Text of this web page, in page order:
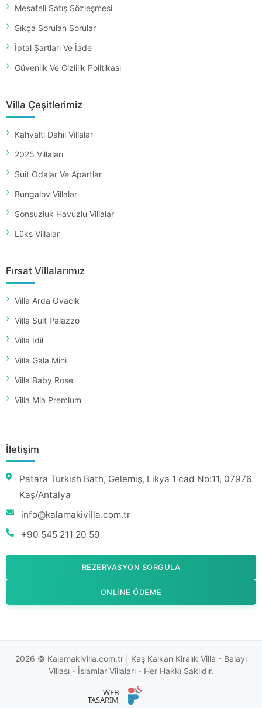
Mesafeli Satış Sözleşmesi
Sıkça Sorulan Sorular
İptal Şartları Ve İade
Güvenlik Ve Gizlilik Politikası
Villa Çeşitlerimiz
Kahvaltı Dahil Villalar
2025 Villaları
Suit Odalar Ve Apartlar
Bungalov Villalar
Sonsuzluk Havuzlu Villalar
Lüks Villalar
Fırsat Villalarımız
Villa Arda Ovacık
Villa Suit Palazzo
Villa İdil
Villa Gala Mini
Villa Baby Rose
Villa Mia Premium
İletişim
Patara Turkish Bath, Gelemiş, Likya 1 cad No:11, 07976
Kaş/Antalya
info@kalamakivilla.com.tr
+90 545 211 20 59
REZERVASYON SORGULA
ONLINE ÖDEME
2026 © Kalamakivilla.com.tr | Kaş Kalkan Kiralık Villa - Balayı
Villası - İslamlar Villaları - Her Hakkı Saklıdır.